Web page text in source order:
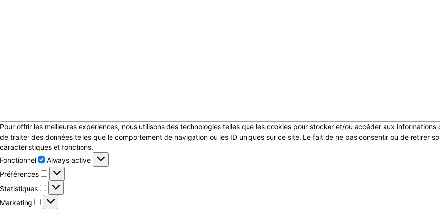
Pour offrir les meilleures expériences, nous utilisons des technologies telles que les cookies pour stocker et/ou accéder aux
de traiter des données telles que le comportement de navigation ou les ID uniques sur ce site. Le fait de ne pas consentir ou de retirer
caractéristiques et fonctions.
Fonctionnel
Fonctionnel
Always active
Préférences
Préférences
Statistiques Statistiques
Marketing Marketing